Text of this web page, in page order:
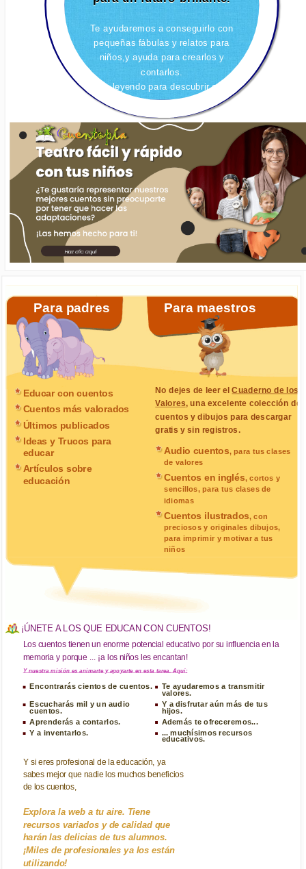
Te ayudaremos a conseguirlo con
pequeñas fábulas y relatos para
niños,y ayuda para crearlos y
contarlos.
Sigue leyendo para descubrir cómo.
Para padres
Educar con cuentos
Cuentos más valorados
Últimos publicados
Ideas y Trucos para
educar
Artículos sobre
educación
Para maestros
No dejes de leer elCuaderno de los
Valores, una excelente colección de
cuentos y dibujos para descargar
gratis y sin registros.
Audio cuentos, para tus clases
de valores
Cuentos en inglés, cortos y
sencillos, para tus clases de
idiomas
Cuentos ilustrados, con
preciosos y originales dibujos,
para imprimir y motivar a tus
niños
¡ÚNETE A LOS QUE EDUCAN CON CUENTOS!
Los cuentos tienen un enorme potencial educativo por su influencia en la
memoria y porque ... ¡a los niños les encantan!
Y nuestra misión es animarte y apoyarte en esta tarea. Aquí:
Encontrarás cientos de cuentos. Te ayudaremos a transmitir
valores.
Escucharás mil y un audio
cuentos.
Y a disfrutar aún más de tus
hijos.
Aprenderás a contarlos.
Además te ofreceremos...
Y a inventarlos.
...muchísimos recursos
educativos.
Y si eres profesional de la educación, ya
sabes mejor que nadie los muchos beneficios
de los cuentos,
Explora la web a tu aire. Tiene
recursos variados y de calidad que
harán las delicias de tus alumnos.
¡Miles de profesionales ya los están
utilizando!